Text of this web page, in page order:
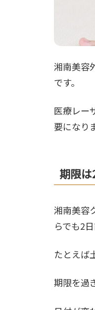
湘南美容
です。
医療レー
要になり
期限
湘南美容
らでも2
たとえば
期限を過